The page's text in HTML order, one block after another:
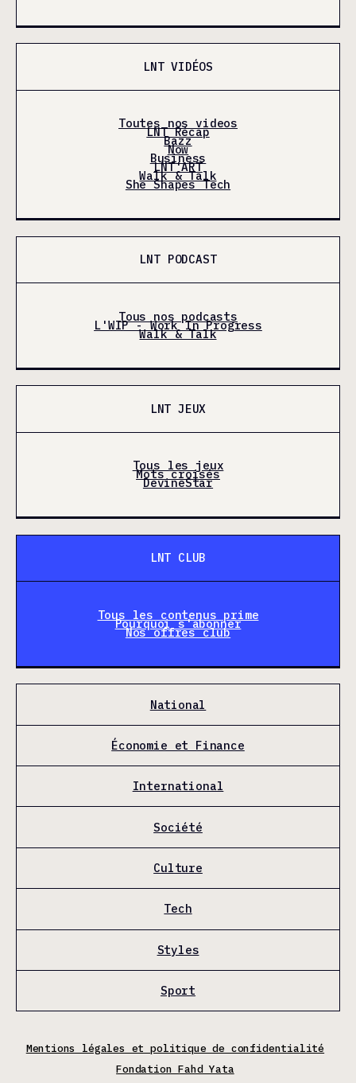
LNT VIDÉOS
Toutes nos videos
LNT Récap
Bazz
Now
Business
LNT'ART
Walk & Talk
She Shapes Tech
LNT PODCAST
Tous nos podcasts
L'WIP - Work In Progress
Walk & Talk
LNT JEUX
Tous les jeux
Mots croisés
DevineStar
LNT CLUB
Tous les contenus prime
Pourquoi s'abonner
Nos offres club
National
Économie et Finance
International
Société
Culture
Tech
Styles
Sport
Mentions légales et politique de confidentialité
Fondation Fahd Yata